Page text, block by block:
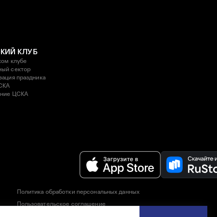
КЛУБ
клубе
сектор
праздника
ЦСКА
Политика обработки персональных данных
Пользовательское соглашение